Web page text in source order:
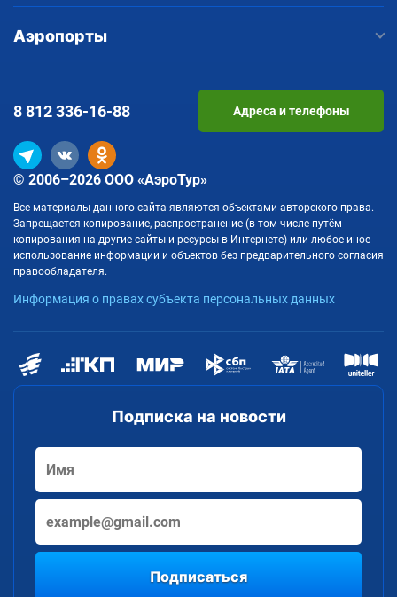
Аэропорты
Подписка на новости
Подписаться
© 2006–2026 ООО «АэроТур»
Все материалы данного сайта являются объектами авторского права.
Запрещается копирование, распространение (в том числе путём
копирования на другие сайты и ресурсы в Интернете) или любое иное
использование информации и объектов без предварительного согласия
правообладателя.
Информация о правах субъекта персональных данных
8 812336-16-88 Адреса и телефоны